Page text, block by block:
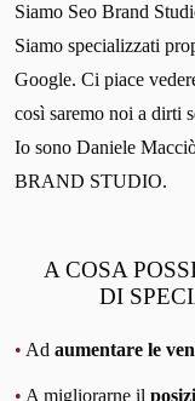
Siamo Seo Brand
Siamo specializzati
Google. Ci piace
così saremo noi a dirti
Io sono Daniele
BRAND STUDIO.
A COSA
DI
• Ad aumentare le
• A migliorarne il